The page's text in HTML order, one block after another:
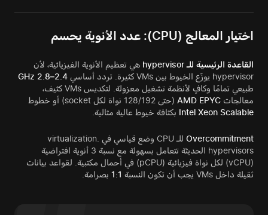
اختيار المعالج (CPU): عدد الأنوية يحسم
القاعدة الرئيسية للـ hypervisor
هي تعظيم الأنوية الفيزيائية، لأن
hypervisor يوزّع الخيوط بين VMs كثيرة. تردد أساسي
2.4–2.8 GHz
طبيعي تمامًا وكافٍ لأنظمة تشغيل معزولة. لتكديس VMs كثيف،
معالجات AMD EPYC (حتى 128/192 نواة لكل socket) أو خطوط
Intel Xeon Scalable بكثافة خيوط عالية مثالية.
Overcommitment
للـ CPU وضع قياسي في virtualization.
hypervisors الحديثة تتعامل بسهولة مع نسبة 3 أنوية افتراضية
(vCPU) لكل نواة فيزيائية (pCPU) في أحمال مكتبية. لقواعد بيانات
ثقيلة داخل VMs يجب أن تكون النسبة
1:1 بصرامة.